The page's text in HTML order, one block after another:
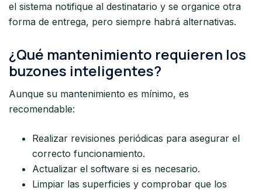
el sistema notifique al destinatario y se organice otra
forma de entrega, pero siempre habrá alternativas.
¿Qué mantenimiento requieren los
buzones inteligentes?
Aunque su mantenimiento es mínimo, es
recomendable:
Realizar revisiones periódicas para asegurar el
correcto funcionamiento.
Actualizar el software si es necesario.
Limpiar las superficies y comprobar que los